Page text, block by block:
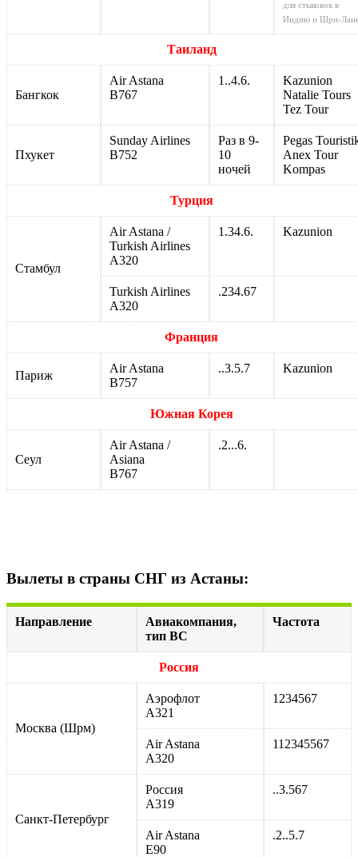
для стыковок в
Индию и Шри-
Таиланд
Бангкок
Air Astana
B767
1..4.6.
Kazunion
Natalie Tours
Tez Tour
Пхукет
Sunday Airlines
B752
Раз в 9-
10
ночей
Pegas
Anex Tour
Kompas
Турция
Стамбул
Air Astana /
Turkish Airlines
A320
1.34.6. Kazunion
Turkish Airlines
A320
.234.67
Франция
Париж
Air Astana
B757
..3.5.7 Kazunion
Южная Корея
Сеул
Air Astana /
Asiana
B767
.2...6.
Вылеты в страны СНГ из Астаны:
Направление
Авиакомпания,
тип ВС
Частота
Россия
Москва (Шрм)
Аэрофлот
А321
1234567
Air Astana
А320
112345567
Санкт-Петербург
Россия
А319
..3.567
Air Astana
Е90
.2..5.7